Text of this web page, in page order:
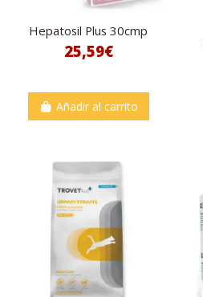
Hepatosil Plus 30cmp
25,59€
Añadir al carrito